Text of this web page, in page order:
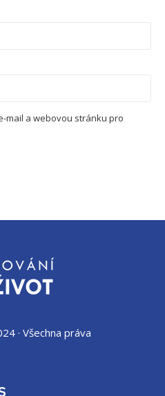
mail a webovou stránku pro
· Všechna práva